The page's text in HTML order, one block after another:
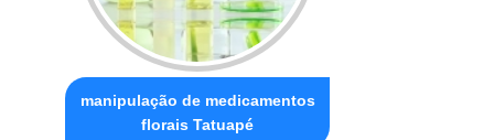
manipulação de medicamentos
florais Tatuapé